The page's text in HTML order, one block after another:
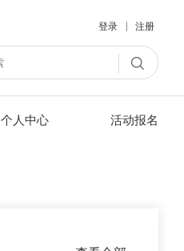
登录 注册
个人中心 活动报名